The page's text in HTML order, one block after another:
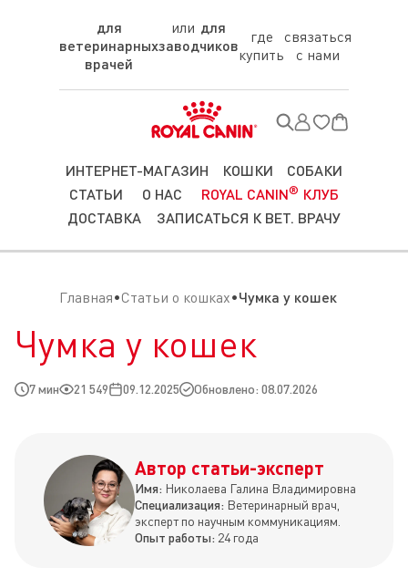
для
ветеринарных
врачей
для
заводчиков
где
купить
связаться
с нами
ИНТЕРНЕТ-МАГАЗИН КОШКИ
СОБАКИ
СТАТЬИ
О НАС ROYAL CANIN® КЛУБ
ДОСТАВКА
ЗАПИСАТЬСЯ К ВЕТ. ВРАЧУ
Главная Статьи о кошках Чумка у кошек
Чумка у кошек
7 мин 21 549 09.12.2025 Обновлено: 08.07.2026
Автор статьи-эксперт
Имя: Николаева Галина Владимировна
Специализация: Ветеринарный врач,
эксперт по научным коммуникациям.
Опыт работы: 24 года